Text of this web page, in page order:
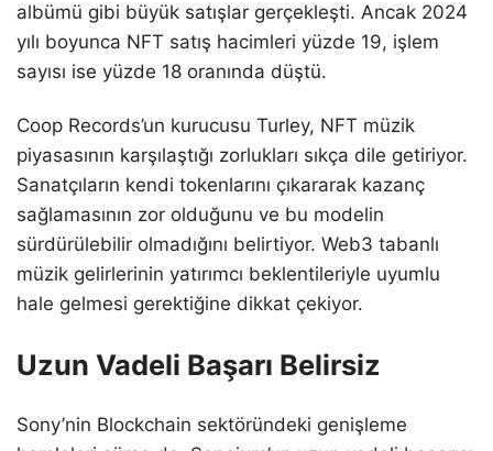
albümü gibi büyük satışlar gerçekleşti. Ancak 2024
yılı boyunca NFT satış hacimleri yüzde 19, işlem
sayısı ise yüzde 18 oranında düştü.
Coop Records’un kurucusu Turley, NFT müzik
piyasasının karşılaştığı zorlukları sıkça dile getiriyor.
Sanatçıların kendi tokenlarını çıkararak kazanç
sağlamasının zor olduğunu ve bu modelin
sürdürülebilir olmadığını belirtiyor. Web3 tabanlı
müzik gelirlerinin yatırımcı beklentileriyle uyumlu
hale gelmesi gerektiğine dikkat çekiyor.
Uzun Vadeli Başarı Belirsiz
Sony’nin Blockchain sektöründeki genişleme